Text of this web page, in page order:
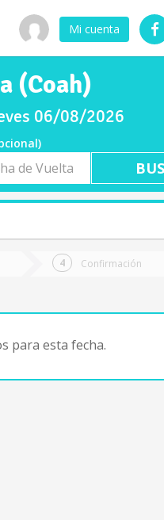
Mi cuenta
(Coah)
06/08/2026
Confirmación
para esta fecha.